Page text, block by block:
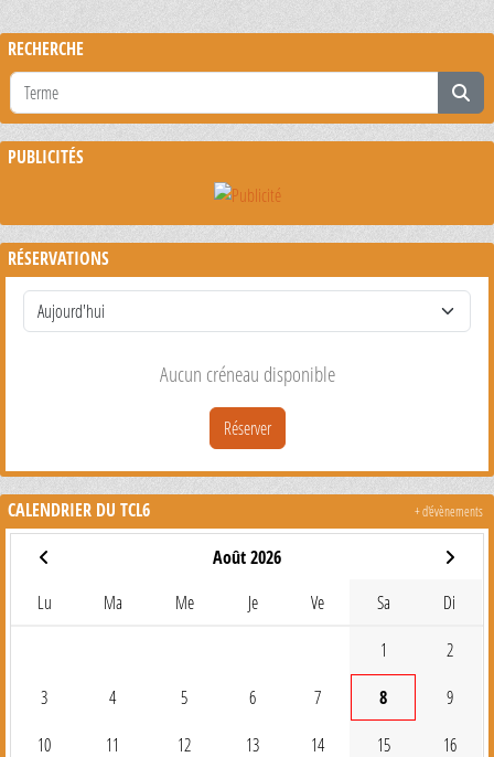
RECHERCHE
PUBLICITÉS
RÉSERVATIONS
Aucun créneau disponible
Réserver
CALENDRIER DU TCL6
Août 2026
Lu Ma Me Je Ve Sa Di
1 2
3 4 5 6 7 8 9
10 11 12 13 14 15 16
+ d'évènements